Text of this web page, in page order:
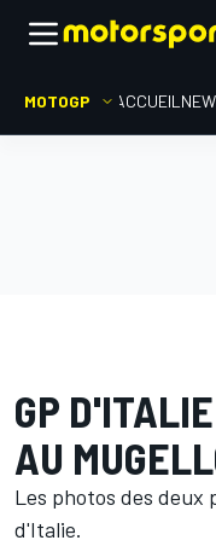
MOTOGP ACCUEIL
GP
AU
Les photos des deux
d'Italie.